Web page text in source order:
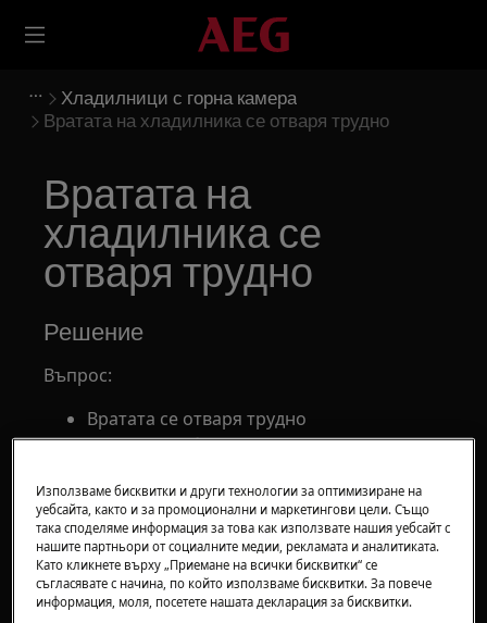
Хладилници с горна камера
Вратата на хладилника се отваря трудно
Вратата на
хладилника се
отваря трудно
Решение
Въпрос:
Вратата се отваря трудно
Вратата трябва да се дръпне силно, за да
Приложимо към:
Хладилник
Решение:
Използваме бисквитки и други технологии за оптимизиране на
уебсайта, както и за промоционални и маркетингови цели. Също
така споделяме информация за това как използвате нашия уебсайт с
нашите партньори от социалните медии, рекламата и аналитиката.
Като кликнете върху „Приемане на всички бисквитки“ се
съгласявате с начина, по който използваме бисквитки. За повече
информация, моля, посетете нашата декларация за бисквитки.